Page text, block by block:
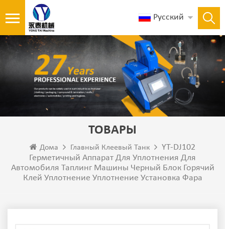
Русский
ТОВАРЫ
Дома Главный Клеевый Танк
YT-DJ102
Герметичный Аппарат Для Уплотнения Для
Автомобиля Таплинг Машины Черный Блок Горячий
Клей Уплотнение Уплотнение Установка Фара